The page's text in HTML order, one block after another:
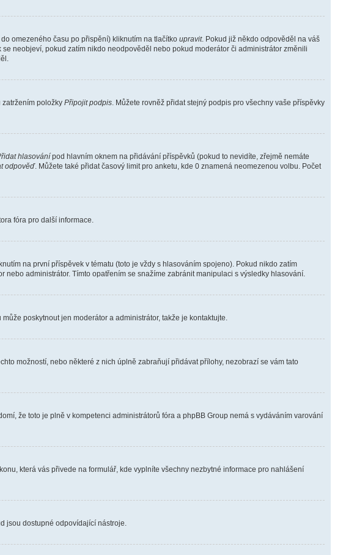
omezeného času po přispění) kliknutím na tlačítko upravit. Pokud již někdo odpověděl na váš
neobjeví, pokud zatím nikdo neodpověděl nebo pokud moderátor či administrátor změnili
zatržením položky Připojit podpis. Můžete rovněž přidat stejný podpis pro všechny vaše příspěvky
hlasování pod hlavním oknem na přidávání příspěvků (pokud to nevidíte, zřejmě nemáte
odpověď. Můžete také přidat časový limit pro anketu, kde 0 znamená neomezenou volbu. Počet
fóra pro další informace.
na první příspěvek v tématu (toto je vždy s hlasováním spojeno). Pokud nikdo zatím
administrátor. Tímto opatřením se snažíme zabránit manipulaci s výsledky hlasování.
poskytnout jen moderátor a administrátor, takže je kontaktujte.
možností, nebo některé z nich úplně zabraňují přidávat přílohy, nezobrazí se vám tato
že toto je plně v kompetenci administrátorů fóra a phpBB Group nemá s vydáváním varování
která vás přivede na formulář, kde vyplníte všechny nezbytné informace pro nahlášení
jsou dostupné odpovídající nástroje.